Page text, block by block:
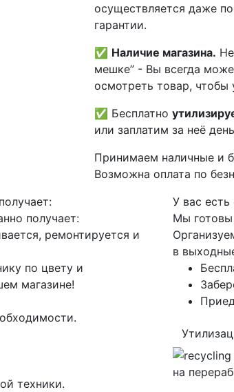
осуществляется даже
гарантии.
✅ Наличие магазина.
мешке” - Вы всегда
осмотреть товар, чтобы
✅ Бесплатно
или заплатим за неё
Принимаем наличные и
Возможна оплата по
получает:
ремонтируется и
по цвету и
магазине!
техники.
У вас есть
Мы готовы
в
на